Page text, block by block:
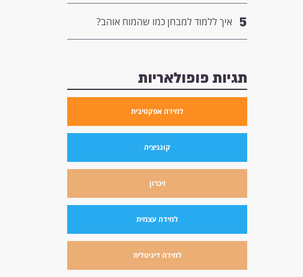
5 איך ללמוד למבחן כמו שהמוח אוהב?
תגיות פופולאריות
למידה אפקטיבית
קוגניציה
זיכרון
למידה עצמית
למידה דיגיטלית